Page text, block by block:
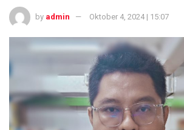
by admin Oktober 4, 2024 | 15:07